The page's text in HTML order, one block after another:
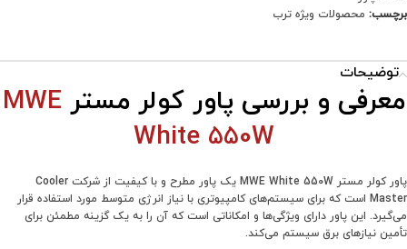
برچسب: محصولات ویژه ترب
توضیحات
معرفی و بررسی پاور کولر مستر MWE
White 550W
پاور کولر مستر MWE White 550W یک پاور مطرح و با کیفیت از شرکت Cooler
Master است که برای سیستم‌های کامپیوتری با نیاز انرژی متوسط مورد استفاده قرار
می‌گیرد. این پاور دارای ویژگی‌ها و امکاناتی است که آن را به یک گزینه مطمئن برای
تأمین نیازهای برق سیستم می‌کند.